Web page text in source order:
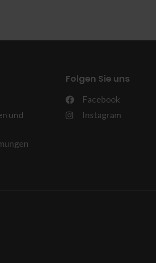
und
Folgen Sie uns
Facebook
Instagram